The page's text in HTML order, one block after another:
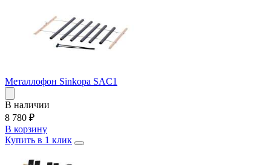
Металлофон Sinkopa SAC1
В наличии
8 780 ₽
В корзину
Купить в 1 клик